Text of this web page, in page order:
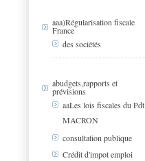
aaa)Régularisation fiscale
France
des sociétés
abudgets,rapports et
prévisions
aaLes lois fiscales du Pdt
MACRON
consultation publique
Crédit d'impot emploi